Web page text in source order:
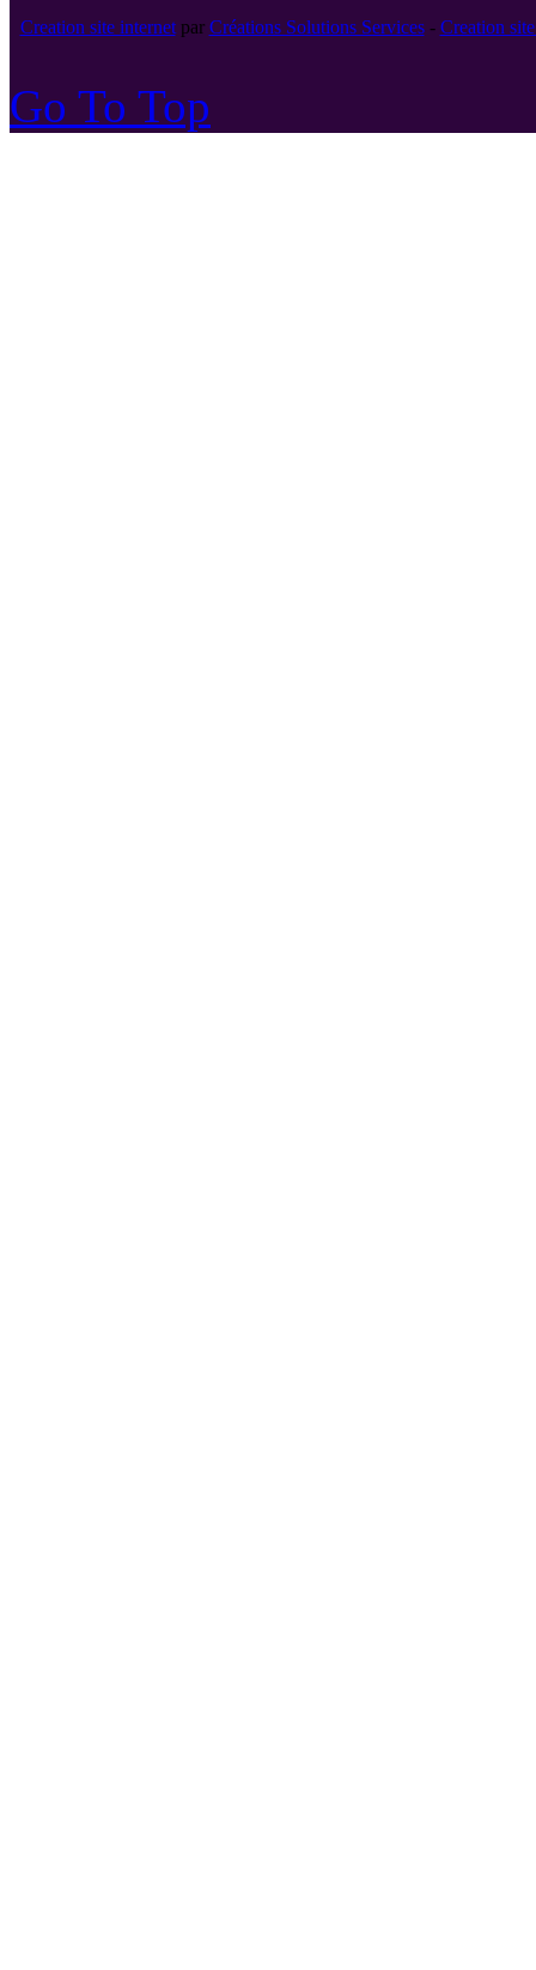
Creation site internetpar Créations Solutions Services- Creation
Go To Top